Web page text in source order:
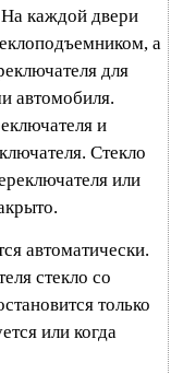
каждой двери
а
для
автомобиля.
и
Стекло
или
автоматически.
стекло со
только
или когда